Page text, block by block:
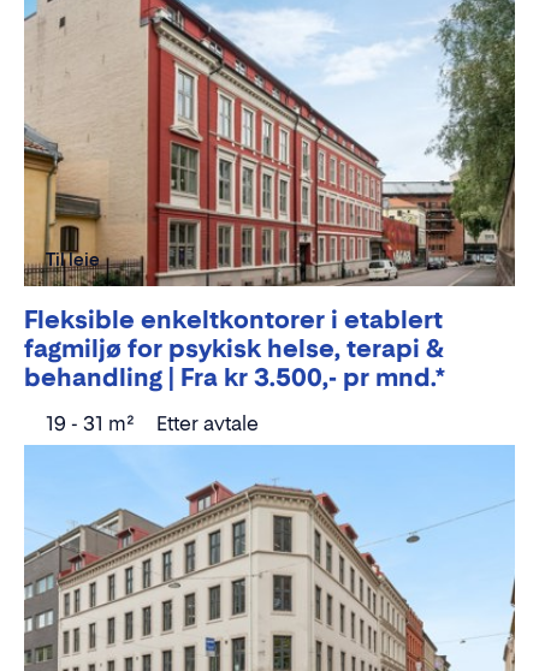
Fleksible enkeltkontorer i etablert
fagmiljø for psykisk helse, terapi &
behandling | Fra kr 3.500,- pr mnd.*
19 - 31 m² Etter avtale
Til leie